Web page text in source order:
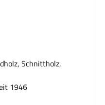
Schnittholz,
1946